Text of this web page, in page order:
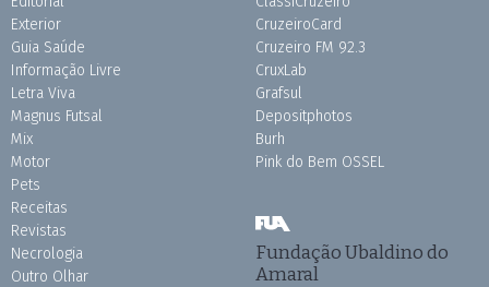
Exterior
Guia Saúde
Informação Livre
Letra Viva
Magnus Futsal
Mix
Motor
Pets
Receitas
Revistas
Necrologia
Outro Olhar
CruzeiroCard
Cruzeiro FM 92.3
CruxLab
Grafsul
Depositphotos
Burh
Pink do Bem OSSEL
Fundação Ubaldino do
Amaral